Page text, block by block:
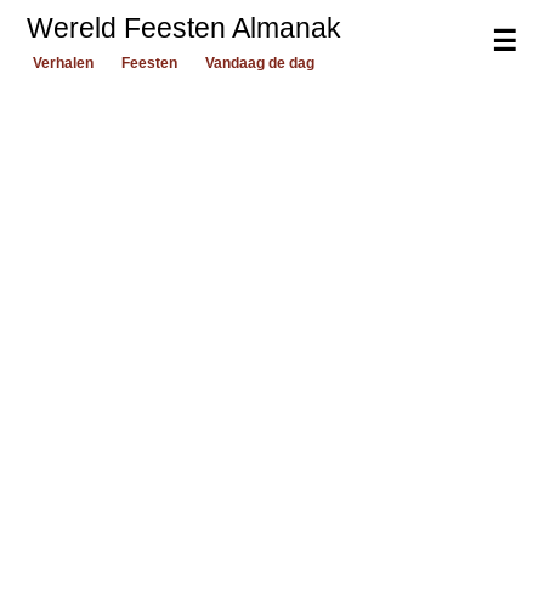
☰
Wereld Feesten Almanak
Verhalen Feesten Vandaag de dag